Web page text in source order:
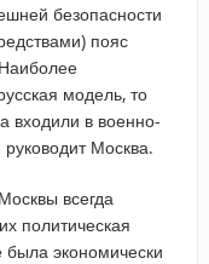
безопасности
пояс
модель, то
входили в военно-
Москва.
всегда
политическая
экономически